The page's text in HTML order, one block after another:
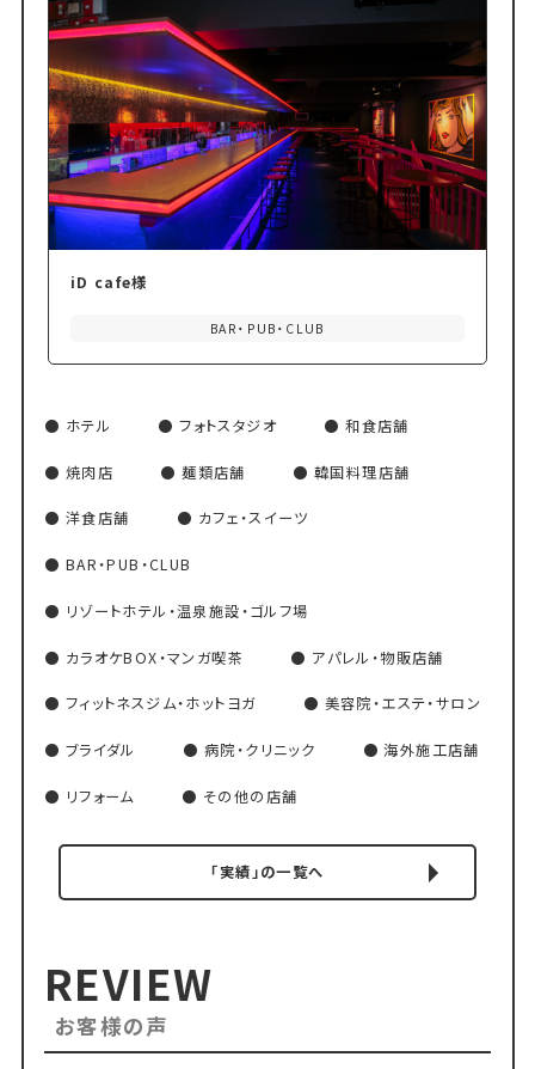
iD cafe様
BAR・PUB・CLUB
ホテル フォトスタジオ 和食店舗
焼肉店 麺類店舗 韓国料理店舗
洋食店舗 カフェ・スイーツ
BAR・PUB・CLUB
リゾートホテル・温泉施設・ゴルフ場
カラオケBOX・マンガ喫茶 アパレル・物販店舗
フィットネスジム・ホットヨガ 美容院・エステ・サロン
ブライダル 病院・クリニック 海外施工店舗
リフォーム その他の店舗
「実績」の一覧へ
REVIEW
お客様の声